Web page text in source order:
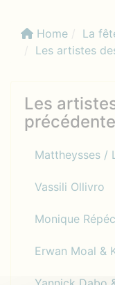
Home La
Les artistes
Les
Mattheysses /
Vassili Ollivro
Monique
Erwan Moal &